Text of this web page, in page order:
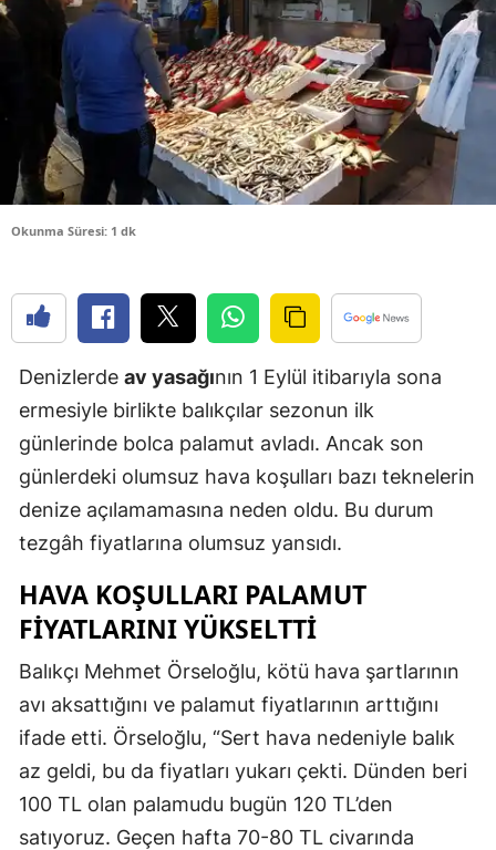
Bolu
Burdur
Bursa
Çanakkale
Çankırı
Denizli
Diyarbakır
Edirne
Erzincan
Erzurum
Gümüşhane
Hakkari
Isparta
Okunma Süresi: 1 dk
Denizlerde av yasağının 1 Eylül itibarıyla sona
ermesiyle birlikte balıkçılar sezonun ilk
günlerinde bolca palamut avladı. Ancak son
günlerdeki olumsuz hava koşulları bazı teknelerin
denize açılamamasına neden oldu. Bu durum
tezgâh fiyatlarına olumsuz yansıdı.
HAVA KOŞULLARI PALAMUT
FIYATLARINI YÜKSELTTI
Balıkçı Mehmet Örseloğlu, kötü hava şartlarının
avı aksattığını ve palamut fiyatlarının arttığını
ifade etti. Örseloğlu, “Sert hava nedeniyle balık
az geldi, bu da fiyatları yukarı çekti. Dünden beri
100 TL olan palamudu bugün 120 TL’den
satıyoruz. Geçen hafta 70-80 TL civarında